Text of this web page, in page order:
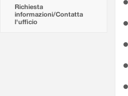
Richiesta
informazioni/Contatta
l'ufficio